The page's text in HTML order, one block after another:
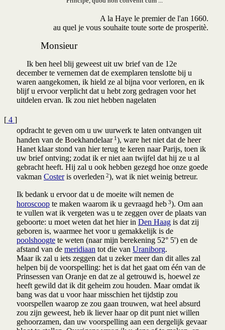
A la Haye le premier de l'an 1660.
au quel je vous souhaite toute sorte de prosperitè.
Monsieur
Ik ben heel blij geweest uit uw brief van de 12e
december te vernemen dat de exemplaren tenslotte bij u
waren aangekomen, ik hield ze al bijna voor verloren, en ik
blijf u ervoor verplicht dat u hebt zorg gedragen voor het
uitdelen ervan. Ik zou niet hebben nagelaten
[ 4 ]
opdracht te geven om u uw uurwerk te laten ontvangen uit
handen van de Boekhandelaar1), ware het niet dat de heer
Hanet klaar stond van hier terug te keren naar Parijs, toen ik
uw brief ontving; zodat ik er niet aan twijfel dat hij ze u al
gebracht heeft. Hij zal u ook hebben gezegd hoe onze goede
vakman Costeris overleden 2), wat ik niet weinig betreur.
Ik bedank u ervoor dat u de moeite wilt nemen de
horoscoop te maken waarom ik u gevraagd heb 3). Om aan
te vullen wat ik vergeten was u te zeggen over de plaats van
geboorte: u moet weten dat het hier in Den Haag is dat zij
geboren is, waarmee het voor u gemakkelijk is de
poolshoogte te weten (naar mijn berekening 52° 5') en de
afstand van de meridiaan tot die van Uraniborg.
Maar ik zal u iets zeggen dat u zeker meer dan dit alles zal
helpen bij de voorspelling: het is dat het gaat om één van de
Prinsessen van Oranje en dat ze al getrouwd is, hoewel ze
heeft gewild dat ik dit geheim zou houden. Maar omdat ik
bang was dat u voor haar misschien het tijdstip zou
voorspellen waarop ze zou gaan trouwen, wat heel absurd
zou zijn geweest, heb ik liever haar op dit punt niet willen
gehoorzamen, dan uw voorspelling aan een dergelijk gevaar